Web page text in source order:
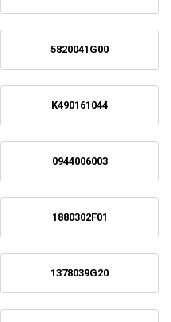
5820041G00
K490161044
0944006003
1880302F01
1378039G20